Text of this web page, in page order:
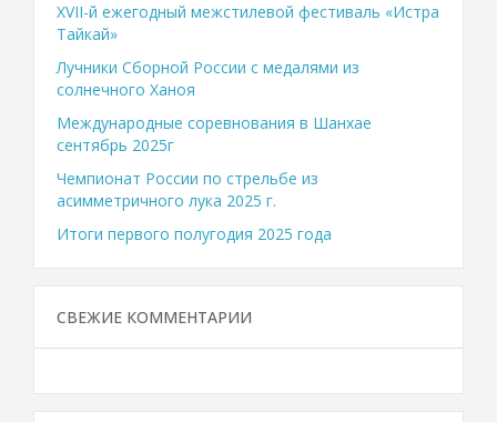
XVII-й ежегодный межстилевой фестиваль «Истра
Тайкай»
Лучники Сборной России с медалями из
солнечного Ханоя
Международные соревнования в Шанхае
сентябрь 2025г
Чемпионат России по стрельбе из
асимметричного лука 2025 г.
Итоги первого полугодия 2025 года
СВЕЖИЕ КОММЕНТАРИИ